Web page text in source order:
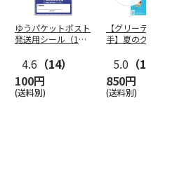
ゆうパケットポスト
発送用シール（1個
4.6 （14）
100円
(送料別)
【グリーティング切
手】夏のグリーティ
5.0 （10）
850円
(送料別)